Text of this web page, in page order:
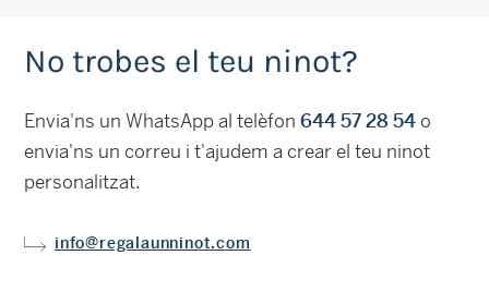
No trobes el teu ninot?
Envia'ns un WhatsApp al telèfon 644 57 28 54o
envia'ns un correu i t'ajudem a crear el teu ninot
personalitzat.
info@regalaunninot.com